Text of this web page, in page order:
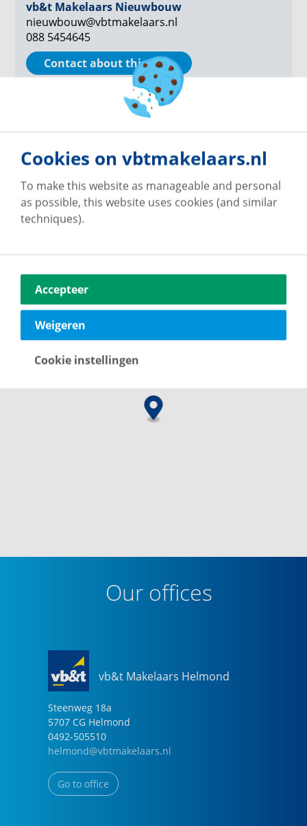
vb&t Makelaars Nieuwbouw
nieuwbouw@vbtmakelaars.nl
088 5454645
Contact about this plan
Property Types
0 of 32 properties are still available
+ Bekijk niet beschikbare woningtypen
Our offices
vb&t Makelaars Helmond
Steenweg 18a
5707 CG Helmond
0492-505510
helmond@vbtmakelaars.nl
Go to office
Cookies on vbtmakelaars.nl
To make this website as manageable and personal
as possible, this website uses cookies (and similar
techniques).
Accepteer
Weigeren
Cookie instellingen